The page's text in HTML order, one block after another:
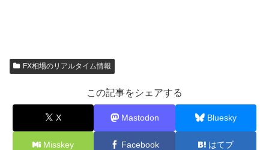
FX相場のリアルタイム情報
この記事をシェアする
X Mastodon Bluesky
Misskey Facebook はてブ